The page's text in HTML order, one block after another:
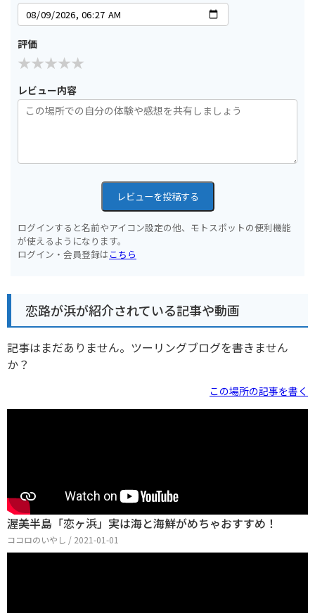
評価
レビュー内容
レビューを投稿する
ログインすると名前やアイコン設定の他、モトスポットの便利機能
が使えるようになります。
ログイン・会員登録はこちら
恋路が浜が紹介されている記事や動画
記事はまだありません。ツーリングブログを書きません
か？
この場所の記事を書く
渥美半島「恋ヶ浜」実は海と海鮮がめちゃおすすめ！
ココロのいやし / 2021-01-01